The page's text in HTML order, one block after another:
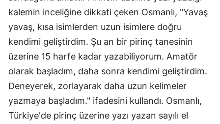
İstanbul
İzmir
Kars
Kastamonu
Kayseri
Kırklareli
kalemin inceliğine dikkati çeken Osmanlı, "Yavaş
yavaş, kısa isimlerden uzun isimlere doğru
kendimi geliştirdim. Şu an bir pirinç tanesinin
üzerine 15 harfe kadar yazabiliyorum. Amatör
olarak başladım, daha sonra kendimi geliştirdim.
Deneyerek, zorlayarak daha uzun kelimeler
yazmaya başladım." ifadesini kullandı. Osmanlı,
Türkiye'de pirinç üzerine yazı yazan sayılı el